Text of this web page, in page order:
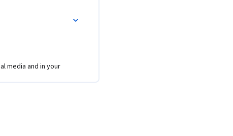
media and in your